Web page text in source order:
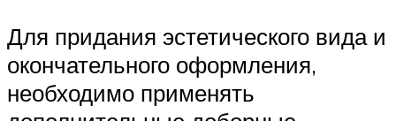
Для придания эстетического вида и
окончательного оформления,
необходимо применять